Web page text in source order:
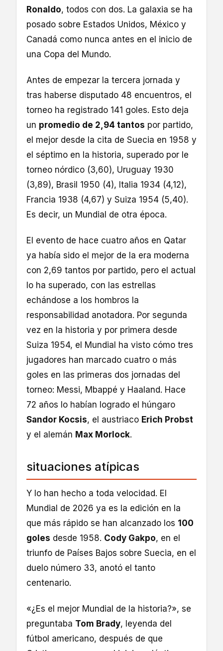
Ronaldo, todos con dos. La galaxia se ha
posado sobre Estados Unidos, México y
Canadá como nunca antes en el inicio de
una Copa del Mundo.
Antes de empezar la tercera jornada y
tras haberse disputado 48 encuentros, el
torneo ha registrado 141 goles. Esto deja
un promedio de 2,94 tantos por partido,
el mejor desde la cita de Suecia en 1958 y
el séptimo en la historia, superado por le
torneo nórdico (3,60), Uruguay 1930
(3,89), Brasil 1950 (4), Italia 1934 (4,12),
Francia 1938 (4,67) y Suiza 1954 (5,40).
Es decir, un Mundial de otra época.
El evento de hace cuatro años en Qatar
ya había sido el mejor de la era moderna
con 2,69 tantos por partido, pero el actual
lo ha superado, con las estrellas
echándose a los hombros la
responsabilidad anotadora. Por segunda
vez en la historia y por primera desde
Suiza 1954, el Mundial ha visto cómo tres
jugadores han marcado cuatro o más
goles en las primeras dos jornadas del
torneo: Messi, Mbappé y Haaland. Hace
72 años lo habían logrado el húngaro
Sandor Kocsis, el austriaco Erich Probst
y el alemán Max Morlock.
situaciones atípicas
Y lo han hecho a toda velocidad. El
Mundial de 2026 ya es la edición en la
que más rápido se han alcanzado los 100
goles desde 1958. Cody Gakpo, en el
triunfo de Países Bajos sobre Suecia, en el
duelo número 33, anotó el tanto
centenario.
«¿Es el mejor Mundial de la historia?», se
preguntaba Tom Brady, leyenda del
fútbol americano, después de que